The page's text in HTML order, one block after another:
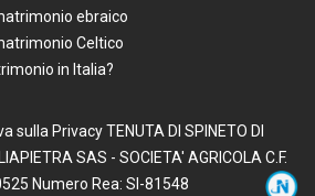
ebraico
Celtico
in Italia?
sulla PrivacyTENUTA DI SPINETO DI
SAS - SOCIETA' AGRICOLA C.F.
Numero Rea: SI-81548